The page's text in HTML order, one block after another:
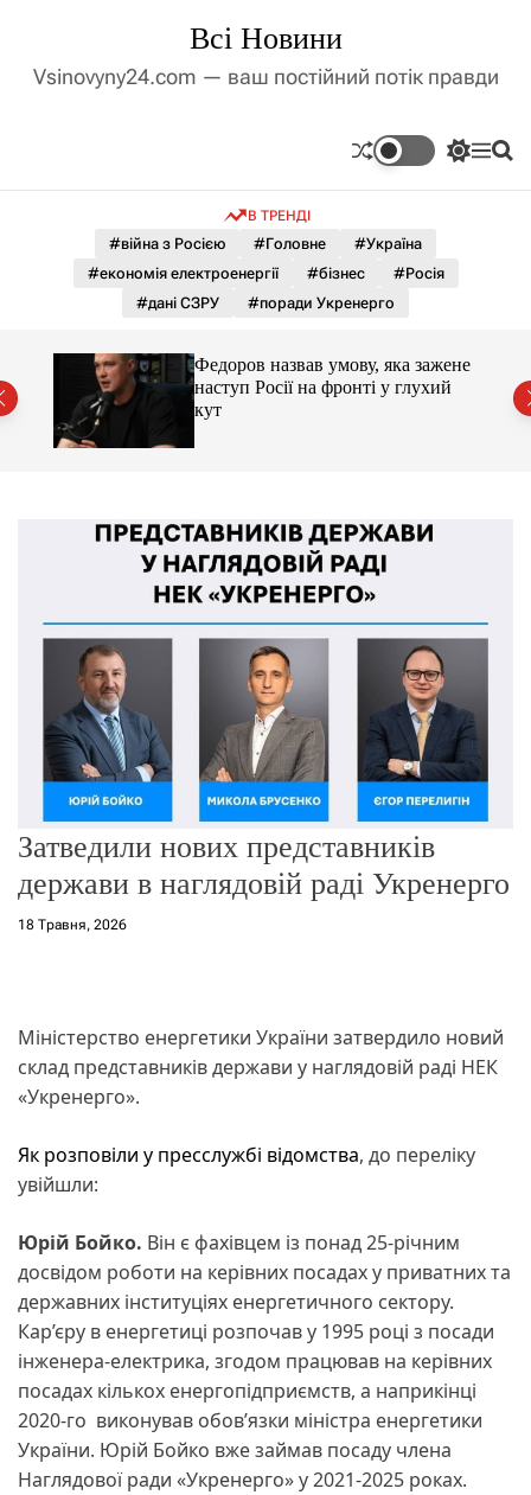
д
у
Всі Новини
Vsinovyny24.com — ваш постійний потік правди
П
м
к
о
л
ь
г
о
и
м
у
М П
В ТРЕНДІ
#війна з Росією #Головне
#Україна
#економія електроенергії
#бізнес
#Росія
#дані СЗРУ
#поради Укренерго
Федоров назвав умову, яка зажене
наступ Росії на фронті у глухий
кут
Затведили нових представників
держави в наглядовій раді Укренерго
18 Травня, 2026
Міністерство енергетики України затвердило новий
склад представників держави у наглядовій раді НЕК
«Укренерго».
Як розповіли у пресслужбі відомства, до переліку
увійшли:
Юрій Бойко. Він є фахівцем із понад 25-річним
досвідом роботи на керівних посадах у приватних та
державних інституціях енергетичного сектору.
Кар’єру в енергетиці розпочав у 1995 році з посади
інженера-електрика, згодом працював на керівних
посадах кількох енергопідприємств, а наприкінці
2020-го виконував обов’язки міністра енергетики
України. Юрій Бойко вже займав посаду члена
Наглядової ради «Укренерго» у 2021-2025 роках.